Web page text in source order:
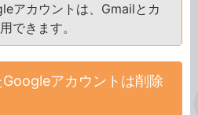
アカウントは、Gmailとカ
できます。
アカウントは削除